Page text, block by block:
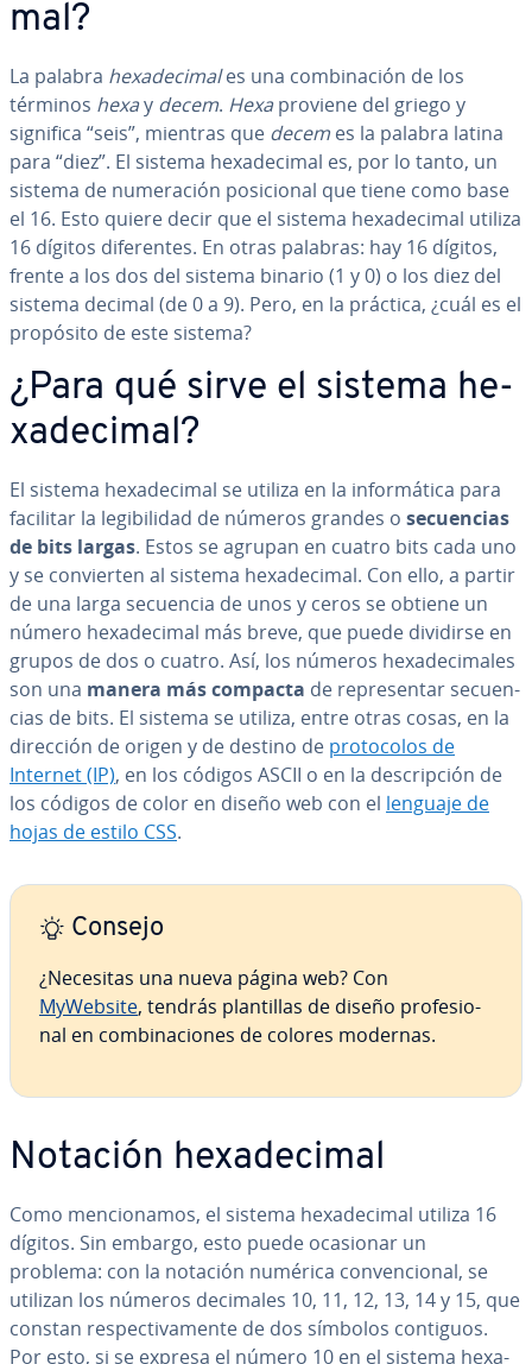
mal?
La palabra he­xa­de­ci­males una co­m­bi­na­ción de los
términos hexay decem. Hexaproviene del griego y
significa “seis”, mientras que decem es la palabra latina
para “diez”. El sistema he­xa­de­ci­mal es, por lo tanto, un
sistema de nu­me­ra­ción po­si­cio­nal que tiene como base
el 16. Esto quiere decir que el sistema he­xa­de­ci­mal utiliza
16 dígitos di­fe­re­n­tes. En otras palabras: hay 16 dígitos,
frente a los dos del sistema binario (1 y 0) o los diez del
sistema decimal (de 0 a 9). Pero, en la práctica, ¿cuál es el
propósito de este sistema?
¿Para qué sirve el sistema he­
xa­de­ci­mal?
El sistema he­xa­de­ci­mal se utiliza en la in­fo­r­má­ti­ca para
facilitar la le­gi­bi­li­dad de números grandes o se­cue­n­cias
de bits largas. Estos se agrupan en cuatro bits cada uno
y se co­n­vie­r­ten al sistema he­xa­de­ci­mal. Con ello, a partir
de una larga secuencia de unos y ceros se obtiene un
número he­xa­de­ci­mal más breve, que puede dividirse en
grupos de dos o cuatro. Así, los números he­xa­de­ci­ma­les
son una manera más compacta de re­pre­se­n­tar se­cue­n­
cias de bits. El sistema se utiliza, entre otras cosas, en la
dirección de origen y de destino de pro­to­co­los de
Internet (IP), en los códigos ASCII o en la de­s­cri­p­ción de
los códigos de color en diseño web con el lenguaje de
hojas de estilo CSS.
Consejo
¿Necesitas una nueva página web? Con
MyWebsite, tendrás pla­n­ti­llas de diseño pro­fe­sio­
nal en co­m­bi­na­cio­nes de colores modernas.
Notación he­xa­de­ci­mal
Como me­n­cio­na­mos, el sistema he­xa­de­ci­mal utiliza 16
dígitos. Sin embargo, esto puede ocasionar un
problema: con la notación numérica co­n­ve­n­cio­nal, se
utilizan los números decimales 10, 11, 12, 13, 14 y 15, que
constan re­s­pe­c­ti­va­me­n­te de dos símbolos contiguos.
Por esto, si se expresa el número 10 en el sistema he­xa­